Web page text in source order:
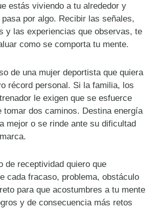
estás viviendo a tu alrededor y
por algo. Recibir las señales,
y las experiencias que observas, te
como se comporta tu mente.
de una mujer deportista que quiera
récord personal. Si la familia, los
le exigen que se esfuerce
tomar dos caminos. Destina energía
mejor o se rinde ante su dificultad
de receptividad quiero que
cada fracaso, problema, obstáculo
para que acostumbres a tu mente
y de consecuencia más retos